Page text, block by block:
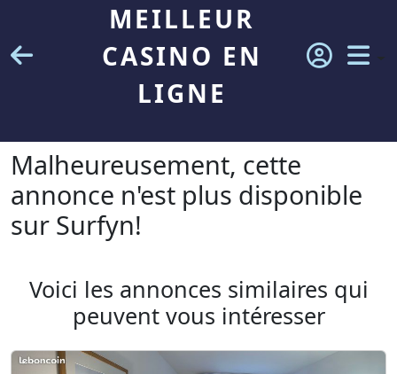
MEILLEUR
CASINO EN
LIGNE
Malheureusement, cette
annonce n'est plus disponible
sur Surfyn!
Voici les annonces similaires qui
peuvent vous intéresser